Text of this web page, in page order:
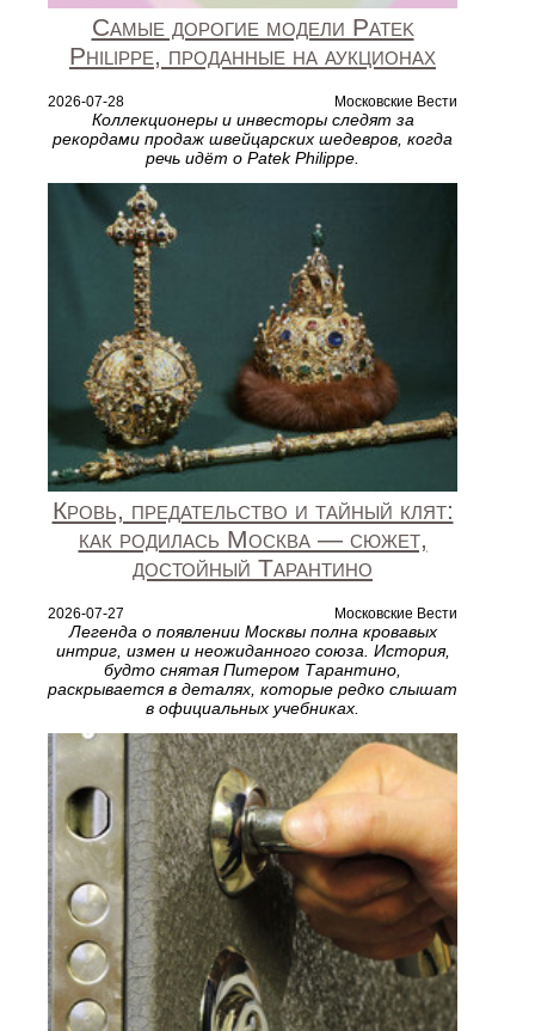
Самые дорогие модели Patek
Philippe, проданные на аукционах
2026-07-28 Московские Вести
Коллекционеры и инвесторы следят за
рекордами продаж швейцарских шедевров, когда
речь идёт о Patek Philippe.
Кровь, предательство и тайный клят:
как родилась Москва — сюжет,
достойный Тарантино
2026-07-27 Московские Вести
Легенда о появлении Москвы полна кровавых
интриг, измен и неожиданного союза. История,
будто снятая Питером Тарантино,
раскрывается в деталях, которые редко слышат
в официальных учебниках.